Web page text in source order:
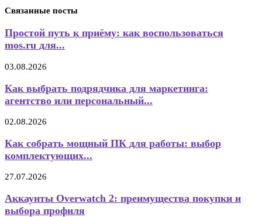
Связанные посты
Простой путь к приёму: как воспользоваться
mos.ru для...
03.08.2026
Как выбрать подрядчика для маркетинга:
агентство или персональный...
02.08.2026
Как собрать мощный ПК для работы: выбор
комплектующих...
27.07.2026
Аккаунты Overwatch 2: преимущества покупки и
выбора профиля